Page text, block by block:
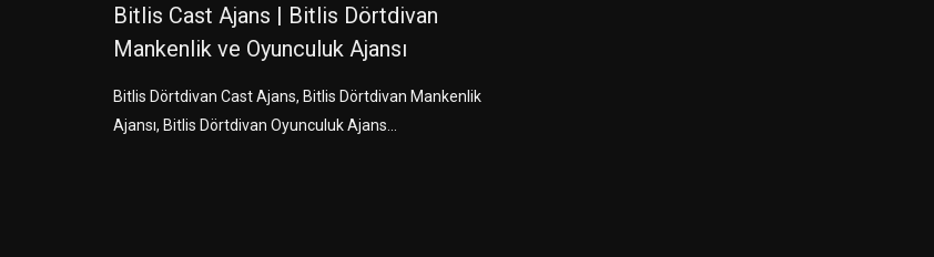
Bitlis Cast Ajans | Bitlis Dörtdivan
Mankenlik ve Oyunculuk Ajansı
Bitlis Dörtdivan Cast Ajans, Bitlis Dörtdivan Mankenlik
Ajansı, Bitlis Dörtdivan Oyunculuk Ajans...